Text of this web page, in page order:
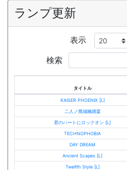
ランプ更新
表示
検索
タイトル
KAISER PHOENIX [L]
二人ノ廃城幽踊宴
君のハートにロックオン [L]
TECHNOPHOBIA
DAY DREAM
Ancient Scapes [L]
Twelfth Style [L]